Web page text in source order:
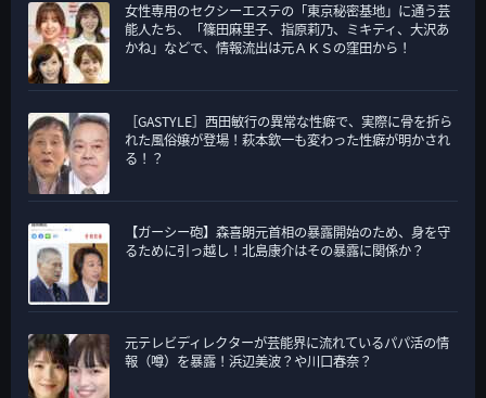
リ
ー
女性専用のセクシーエステの「東京秘密基地」に通う芸
能人たち、「篠田麻里子、指原莉乃、ミキティ、大沢あ
かね」などで、情報流出は元ＡＫＳの窪田から！
［GASTYLE］西田敏行の異常な性癖で、実際に骨を折ら
れた風俗嬢が登場！萩本欽一も変わった性癖が明かされ
る！？
【ガーシー砲】森喜朗元首相の暴露開始のため、身を守
るために引っ越し！北島康介はその暴露に関係か？
元テレビディレクターが芸能界に流れているパパ活の情
報（噂）を暴露！浜辺美波？や川口春奈？